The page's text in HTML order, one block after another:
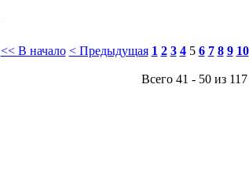
<< В начало < Предыдущая 1 2 3 4 5 6 7 8 9 10
Всего 41 - 50 из 117